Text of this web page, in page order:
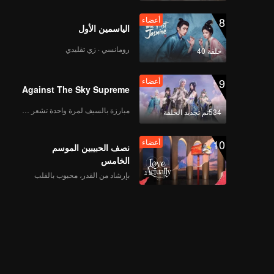
8
حلقة 40
أعضاء
الياسمين الأول
رومانسي · زي تقليدي
9
534تم تجديد الحلقة
أعضاء
Against The Sky Supreme
10 أعضاء
نصف الحبيبين الموسم
الخامس
بإرشاد من القدر، محبوب بالقلب